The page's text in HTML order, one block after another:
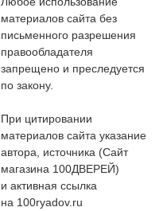
материалов сайта без
письменного разрешения
правообладателя
запрещено и преследуется
по закону.
При цитировании
материалов сайта указание
автора, источника (Сайт
магазина 100ДВЕРЕЙ)
и активная ссылка
на 100ryadov.ru